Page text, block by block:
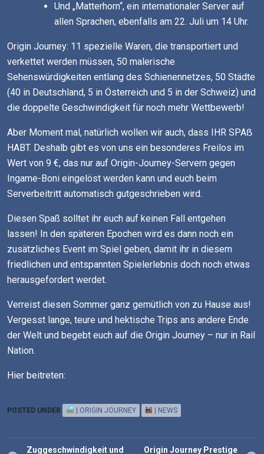
Und „Matterhorn“, ein internationaler Server auf
allen Sprachen, ebenfalls am 22. Juli um 14 Uhr.
Origin Journey: 11 spezielle Waren, die transportiert und
verkettet werden müssen, 50 malerische
Sehenswürdigkeiten entlang des Schienennetzes, 50 Städte
(40 in Deutschland, 5 in Österreich und 5 in der Schweiz) und
die doppelte Geschwindigkeit für noch mehr Wettbewerb!
Aber Moment mal, natürlich wollen wir auch, dass IHR SPAẞ
HABT. Deshalb gibt es von uns ein besonderes Freilos im
Wert von 9 €, das nur auf Origin-Journey-Servern gegen
Ingame-Boni eingelöst werden kann und euch beim
Serverbeitritt automatisch gutgeschrieben wird.
Diesen Spaß solltet ihr euch auf keinen Fall entgehen
lassen! In den späteren Epochen wird es dann noch ein
zusätzliches Event im Spiel geben, damit ihr in diesem
friedlichen und entspannten Spielerlebnis doch noch etwas
herausgefordert werdet.
Verreist diesen Sommer ganz gemütlich von zu Hause aus!
Vergesst lange, teure und hektische Trips ans andere Ende
der Welt und begebt euch auf die Origin Journey – nur in Rail
Nation.
Hier beitreten:
POSTED UNDER | ORIGIN JOURNEY | NEWS
Zuggeschwindigkeit und
Origin Journey Prestige